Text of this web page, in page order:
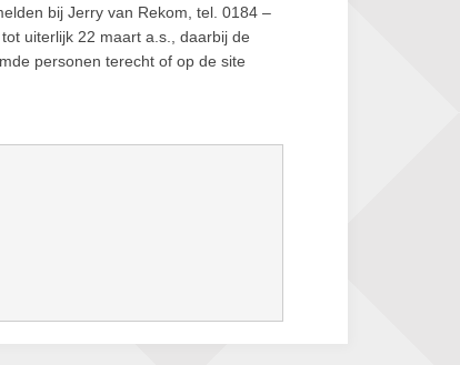
bij Jerry van Rekom, tel. 0184 –
uiterlijk 22 maart a.s., daarbij de
personen terecht of op de site